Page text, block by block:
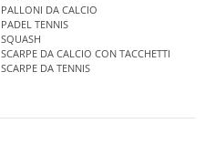
PALLONI DA CALCIO
PADEL TENNIS
SQUASH
SCARPE DA CALCIO CON TACCHETTI
SCARPE DA TENNIS